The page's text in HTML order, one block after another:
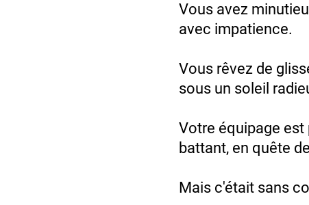
Vous avez
avec impatience.
Vous rêvez de
sous un soleil
Votre équipage est
battant, en quête
Mais c'était sans